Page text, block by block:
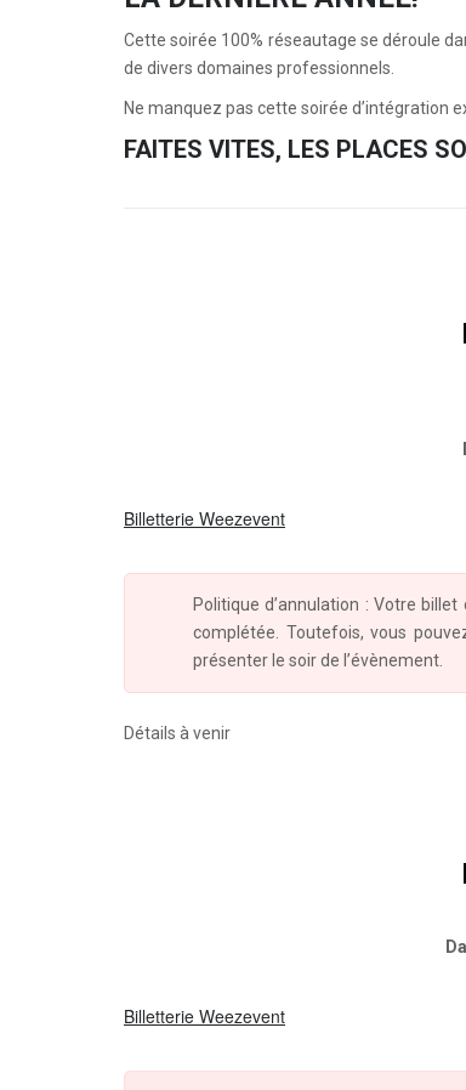
Cette soirée 100% réseautage se déroule
de divers domaines professionnels.
Ne manquez pas cette soirée d’intégration
FAITES VITES, LES PLACES
Billetterie Weezevent
Politique d’annulation : Votre
complétée. Toutefois, vous
présenter le soir de l’évènement.
Détails à venir
Billetterie Weezevent